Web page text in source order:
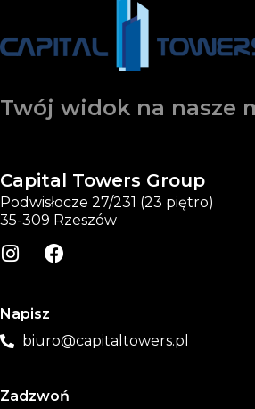
Twój widok na nasze
Capital Towers Group
Podwisłocze 27/231 (23 piętro)
35-309 Rzeszów
Napisz
biuro@capitaltowers.pl
Zadzwoń